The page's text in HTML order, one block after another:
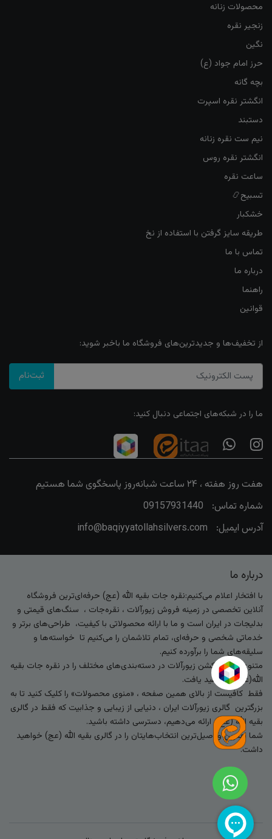
محصولات زنانه
زنجیر نقره
نگین
حرز امام جواد (ع)
بچه گانه
انگشتر نقره اسپرت
دستبند
نیم ست نقره زنانه
انگشتر نقره روس
ساعت نقره
تسبیح📿
خشکبار
طریقه سایز گرفتن با استفاده از نخ
تماس با ما
درباره ما
راهنما
قوانین
از تخفیف‌ها و جدیدترین‌های فروشگاه ما باخبر شوید:
ثبت‌نام
ما را در شبکه‌های اجتماعی دنبال کنید:
هفت روز هفته ، ۲۴ ساعت شبانه‌روز پاسخگوی شما هستیم
شماره تماس:
09157931440
آدرس ایمیل:
info@baqiyyatollahsilvers.com
درباره ما
با افتخار اعلام می‌کنیم:نقره جات بقیه الله (عج) حرفه‌ای‌ترین فروشگاه
آنلاین تخصصی در زمینه فروش زیورآلات ، نقره‌جات ، سنگ‌های قیمتی و
بدلیجات در ایران است و ما با ارائه محصولاتی با کیفیت، طراحی‌های برتر و
خدماتی شخصی و حرفه‌ای، تمام تلاشمان را می‌کنیم تا خواسته‌ها و
سلیقه‌های شما را برآورده کنیم.
متنوع‌ترین کالکشن زیورآلات در دسته‌بندی‌های مختلف را در نقره جات بقیه
الله(عج) خواهید یافت.
فقط کافیست از بالای همین صفحه ، «منوی محصولات» را کلیک کنید تا به
بزرگترین گالری زیورآلات ایران ، دنیایی از زیبایی و جذابیت که فقط در گالری
بقیه الله (عج) ارائه می‌دهیم، دسترسی داشته باشید.
شما بهترین و اصیل‌ترین انتخاب‌هایتان را در گالری بقیه الله (عج) خواهید
داشت.